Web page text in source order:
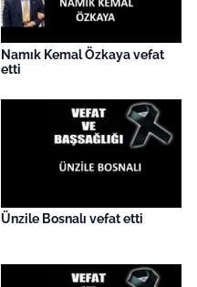
Namık Kemal Özkaya vefat
etti
Ünzile Bosnalı vefat etti